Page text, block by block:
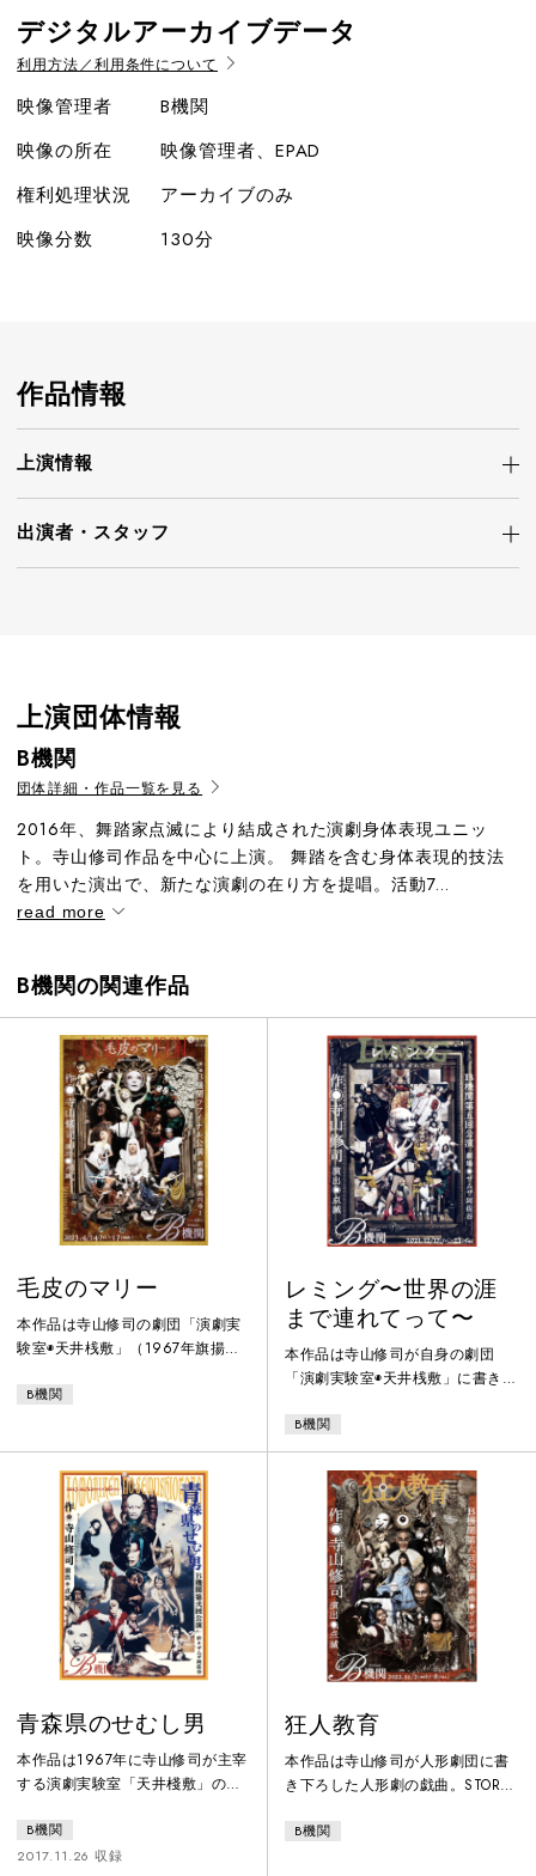
デジタルアーカイブデータ
利用方法／利用条件について
映像管理者
B機関
映像の所在
映像管理者、EPAD
権利処理状況
アーカイブのみ
映像分数
130分
作品情報
上演情報
出演者・ スタッフ
上演団体情報
B機関
団体詳細・作品一覧を見る
2016年、舞踏家点滅により結成された演劇身体表現ユニッ
ト。寺山修司作品を中心に上演。 舞踏を含む身体表現的技法
を用いた演出で、新たな演劇の在り方を提唱。活動7...
read more
B機関の関連作品
毛皮のマリー
本作品は寺山修司の劇団「演劇実
験室◉天井桟敷」（1967年旗揚
踏を含む身体表現的技法を用いた
は、美少年欣也を幽閉し育ててい
た。 マリーが部屋の中に放った
蝶々を捕虫網で捕まえて標本にす
る毎日。 ある日、欣也の前に美少
女紋白が現れ、欣也を外へ連れ出
そうとするが・・・ 特殊な母子
の、歪んだ愛の物語。
B機関
レミング〜世界の涯
まで連れてって〜
本作品は寺山修司が自身の劇団
「演劇実験室◉天井桟敷」に書き下
舞踏家でもある演出の点滅が舞踏
的な要素を演出に取り入れること
により、従来の演劇の枠を越えた
作品となっている。ストーリー◉中
華料理店見習いコックの青年のア
パートの壁が突然消失する。それ
を発端に、夢と現実の境界線は曖
昧になり、青年は虚構の世界に翻
弄されることとなる。そして、世
界は終末へと向かっていく。
B機関
青森県のせむし男
本作品は1967年に寺山修司が主宰
する演劇実験室「天井棧敷」の旗
寺山作品初期に見られる母子の愛
憎、寺山自身と母との確執をモデ
B機関
2017.11.26 収録
狂人教育
本作品は寺山修司が人形劇団に書
き下ろした人形劇の戯曲。STORY
的な五人の家族、祖父・祖母・パ
B機関